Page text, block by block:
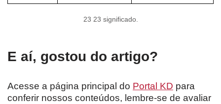
23 23 significado.
E aí, gostou do artigo?
Acesse a página principal do Portal KD para
conferir nossos conteúdos, lembre-se de avaliar